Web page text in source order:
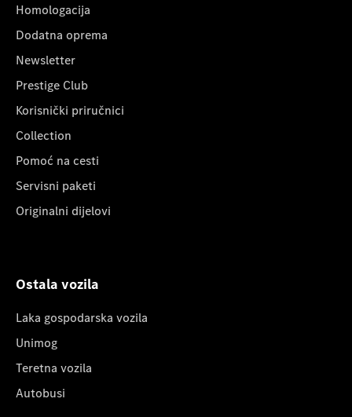
Homologacija
Dodatna oprema
Newsletter
Prestige Club
Korisnički priručnici
Collection
Pomoć na cesti
Servisni paketi
Originalni dijelovi
Ostala vozila
Laka gospodarska vozila
Unimog
Teretna vozila
Autobusi